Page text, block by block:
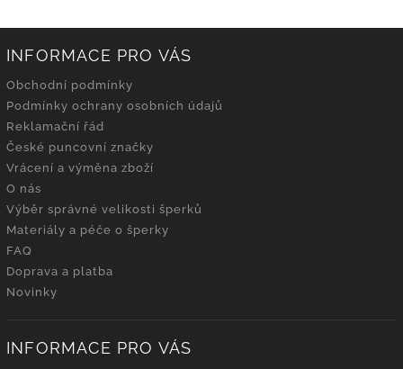
INFORMACE PRO VÁS
Obchodní podmínky
Podmínky ochrany osobních údajů
Reklamační řád
České puncovní značky
Vrácení a výměna zboží
O nás
Výběr správné velikosti šperků
Materiály a péče o šperky
FAQ
Doprava a platba
Novinky
INFORMACE PRO VÁS